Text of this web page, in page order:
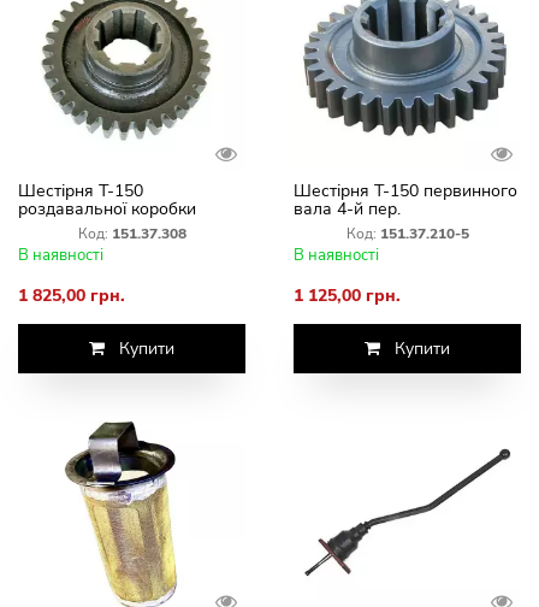
Шестірня Т-150
роздавальної коробки
151.37.308-2
Код: 151.37.308
В наявності
1 825,00 грн.
Купити
Шестірня Т-150 первинного
вала 4-й пер.
тягнут.151.37.210-5 (Z=33)
Код: 151.37.210-5
В наявності
1 125,00 грн.
Купити